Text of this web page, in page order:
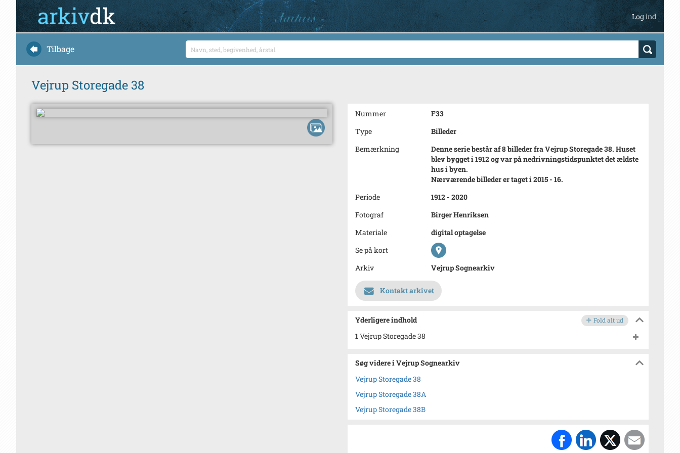
Log ind
Tilbage
Vejrup Storegade 38
Nummer
F33
Type
Billeder
Bemærkning
Denne serie består af 8 billeder fra Vejrup Storegade 38. Huset
blev bygget i 1912 og var på nedrivningstidspunktet det ældste
hus i byen.
Nærværende billeder er taget i 2015 - 16.
Periode
1912 - 2020
Fotograf
Birger Henriksen
Materiale
digital optagelse
Se på kort
Arkiv
Vejrup Sognearkiv
Kontakt arkivet
Yderligere indhold Fold alt ud
1Vejrup Storegade 38
Søg videre i Vejrup Sognearkiv
Vejrup Storegade 38
Vejrup Storegade 38A
Vejrup Storegade 38B